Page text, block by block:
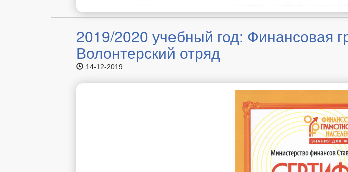
2019/2020 учебный год: Финансовая
Волонтерский отряд
14-12-2019